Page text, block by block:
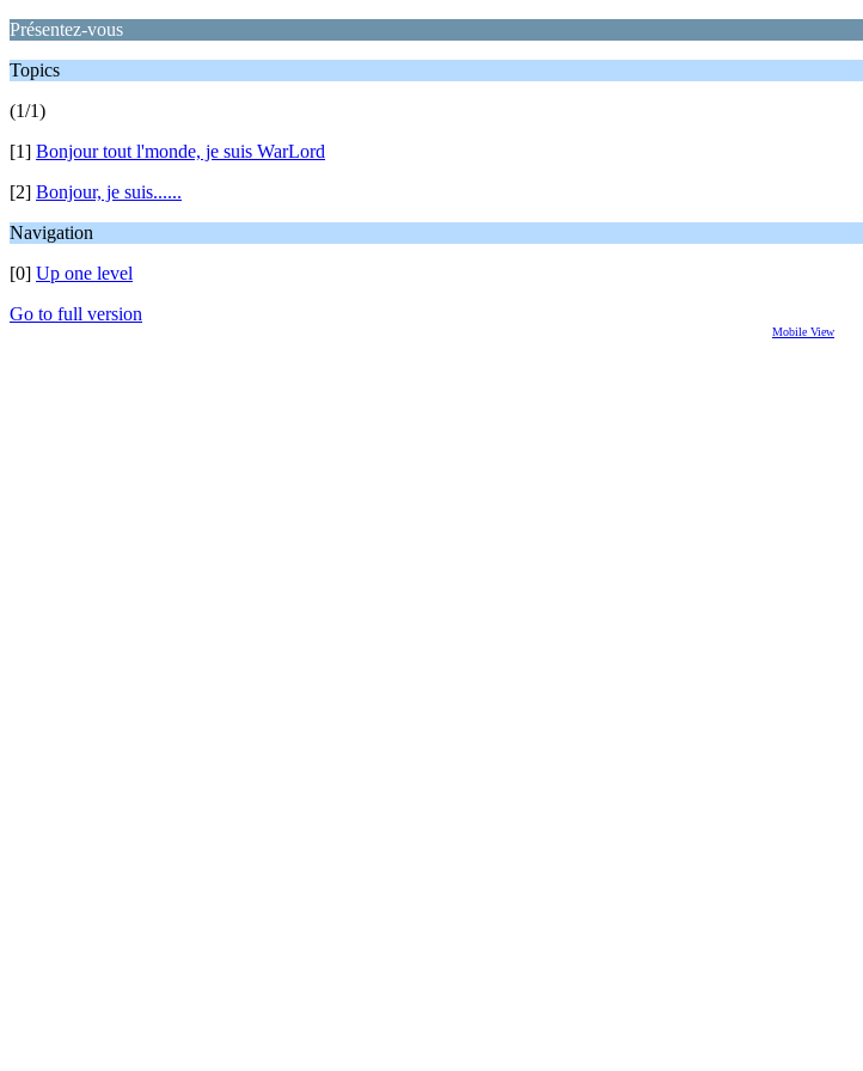
Présentez-vous
Topics
(1/1)
[1] Bonjour tout l'monde, je suis WarLord
[2] Bonjour, je suis......
Navigation
[0] Up one level
Go to full version
Mobile View